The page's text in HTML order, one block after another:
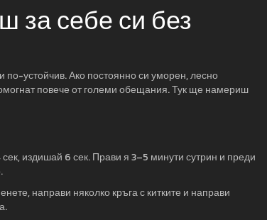
за себе си без
устойчив. Ако постоянно си уморен, лесно
повече от големи обещания. Тук ще намериш
издишай 6 сек. Прави я 3–5 минути сутрин и преди
направи няколко кръга с китките и направи